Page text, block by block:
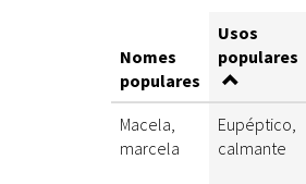
Nomes
populares
Usos
populares
Macela,
marcela
Eupéptico,
calmante